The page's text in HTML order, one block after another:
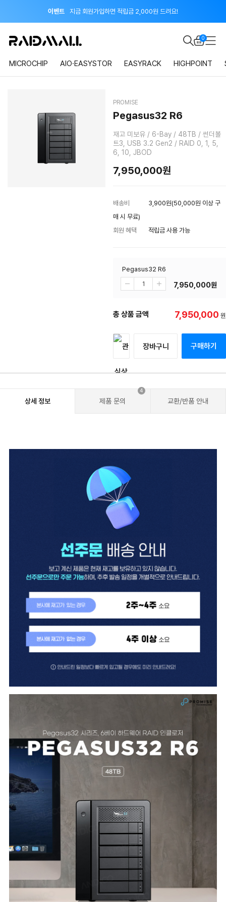
이벤트 지금 회원가입하면 적립금 2,000원 드려요!
공지 0
MICROCHIP AIO·EASYSTOR EASYRACK HIGHPOINT
PROMISE
Pegasus32 R6
재고 미보유 / 6-Bay / 48TB / 썬더볼
트3, USB 3.2 Gen2 / RAID 0, 1, 5,
6, 10, JBOD
7,950,000원
배송비
3,900원(50,000원 이상 구
매 시 무료)
회원 혜택
적립금 사용 가능
Pegasus32 R6
7,950,000원
총 상품 금액 7,950,000 원
장바구니 구매하기
상세 정보 제품 문의
4
교환/반품 안내